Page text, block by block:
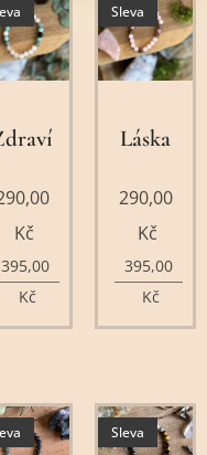
Kč
395,00
Kč
Láska
Sleva
290,00
Kč
395,00
Kč
Sleva